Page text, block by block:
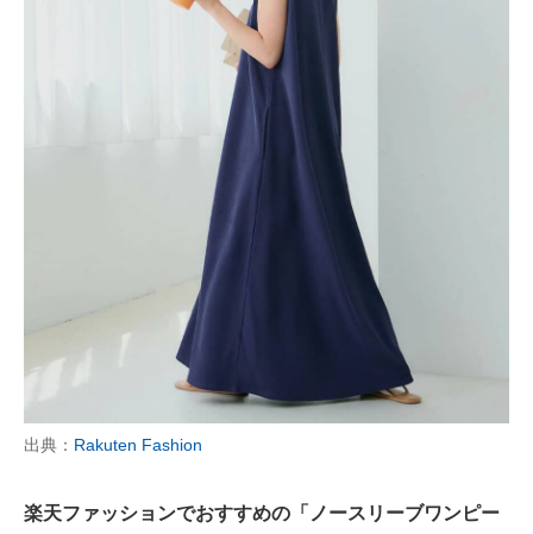
出典： Rakuten Fashion
楽天ファッションでおすすめの「ノースリーブワンピー